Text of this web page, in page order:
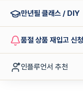
만년필 클래스 / DIY
품절 상품 재입고 신청
인플루언서 추천